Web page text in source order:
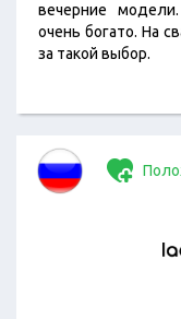
вечерние
очень богато. На
за такой выбор.